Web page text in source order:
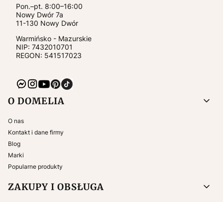
Pon.–pt. 8:00–16:00
Nowy Dwór 7a
11-130 Nowy Dwór
Warmińsko - Mazurskie
NIP: 7432010701
REGON: 541517023
Linki w stopce
O DOMELIA
O nas
Kontakt i dane firmy
Blog
Marki
Popularne produkty
ZAKUPY I OBSŁUGA